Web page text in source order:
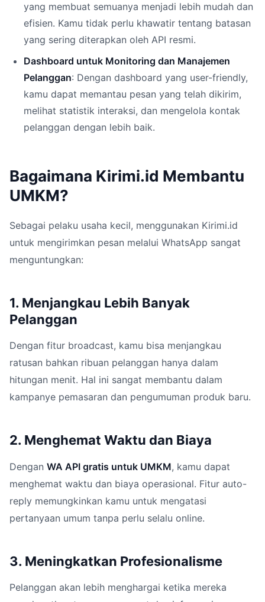
yang membuat semuanya menjadi lebih mudah dan
efisien. Kamu tidak perlu khawatir tentang batasan
yang sering diterapkan oleh API resmi.
Dashboard untuk Monitoring dan Manajemen
Pelanggan: Dengan dashboard yang user-friendly,
kamu dapat memantau pesan yang telah dikirim,
melihat statistik interaksi, dan mengelola kontak
pelanggan dengan lebih baik.
Bagaimana Kirimi.id Membantu
UMKM?
Sebagai pelaku usaha kecil, menggunakan Kirimi.id
untuk mengirimkan pesan melalui WhatsApp sangat
menguntungkan:
1. Menjangkau Lebih Banyak
Pelanggan
Dengan fitur broadcast, kamu bisa menjangkau
ratusan bahkan ribuan pelanggan hanya dalam
hitungan menit. Hal ini sangat membantu dalam
kampanye pemasaran dan pengumuman produk baru.
2. Menghemat Waktu dan Biaya
Dengan WA API gratis untuk UMKM, kamu dapat
menghemat waktu dan biaya operasional. Fitur auto-
reply memungkinkan kamu untuk mengatasi
pertanyaan umum tanpa perlu selalu online.
3. Meningkatkan Profesionalisme
Pelanggan akan lebih menghargai ketika mereka